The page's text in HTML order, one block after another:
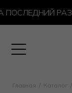
РАЗМЕР•
Главная Каталог